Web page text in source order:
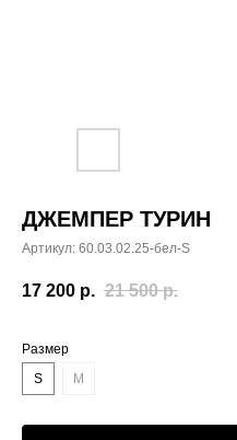
ДЖЕМПЕР ТУРИН
Артикул: 60.03.02.25-бел-S
17 200 р. 21 500 р.
Размер
S
M